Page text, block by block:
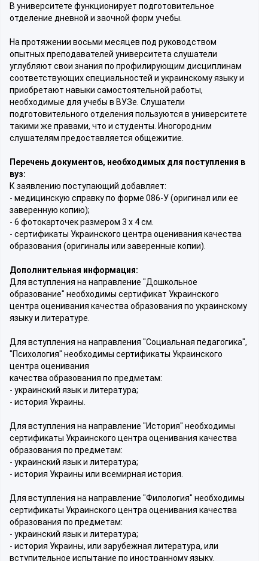
В университете функционирует подготовительное
отделение дневной и заочной форм учебы.
На протяжении восьми месяцев под руководством
опытных преподавателей университета слушатели
углубляют свои знания по профилирующим дисциплинам
соответствующих специальностей и украинскому языку и
приобретают навыки самостоятельной работы,
необходимые для учебы в ВУЗе. Слушатели
подготовительного отделения пользуются в университете
такими же правами, что и студенты. Иногородним
слушателям предоставляется общежитие.
Перечень документов, необходимых для поступления в
вуз:
К заявлению поступающий добавляет:
- медицинскую справку по форме 086-У (оригинал или ее
заверенную копию);
- 6 фотокарточек размером 3 х 4 см.
- сертификаты Украинского центра оценивания качества
образования (оригиналы или заверенные копии).
Дополнительная информация:
Для вступления на направление "Дошкольное
образование" необходимы сертификат Украинского
центра оценивания качества образования по украинскому
языку и литературе.
Для вступления на направления "Социальная педагогика",
"Психология" необходимы сертификаты Украинского
центра оценивания
качества образования по предметам:
- украинский язык и литература;
- история Украины.
Для вступления на направление "История" необходимы
сертификаты Украинского центра оценивания качества
образования по предметам:
- украинский язык и литература;
- история Украины или всемирная история.
Для вступления на направление "Филология" необходимы
сертификаты Украинского центра оценивания качества
образования по предметам:
- украинский язык и литература;
- история Украины, или зарубежная литература, или
вступительное испытание по иностранному языку.